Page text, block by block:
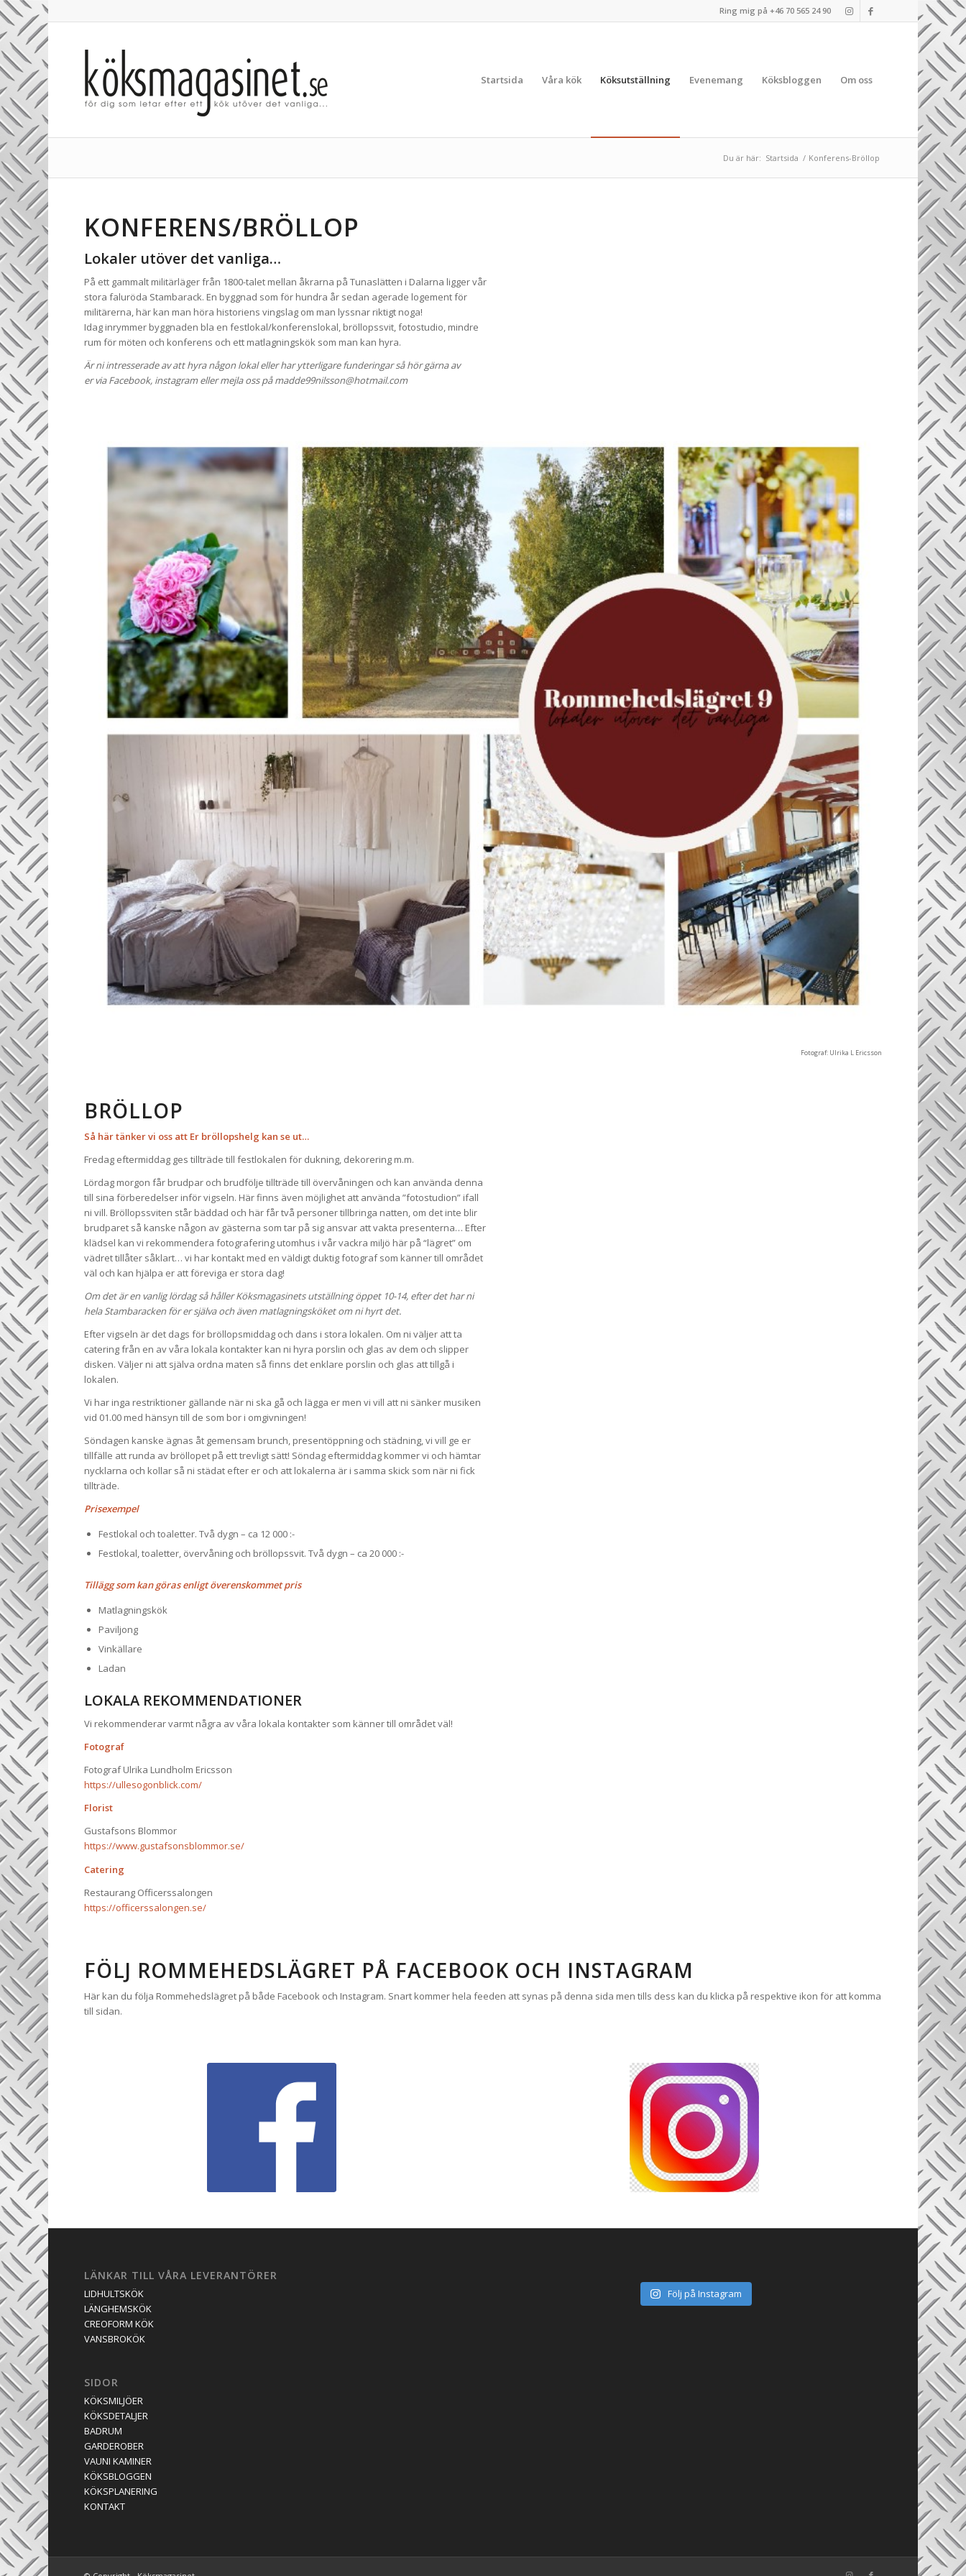
Ring mig på +46 70 565 24 90
Startsida Våra kök Köksutställning Evenemang Köksbloggen Om oss
Du är här: Startsida / Konferens-Bröllop
KONFERENS/BRÖLLOP
Lokaler utöver det vanliga…
På ett gammalt militärläger från 1800-talet mellan åkrarna på Tunaslätten i Dalarna ligger vår
stora faluröda Stambarack. En byggnad som för hundra år sedan agerade logement för
militärerna, här kan man höra historiens vingslag om man lyssnar riktigt noga!
Idag inrymmer byggnaden bla en festlokal/konferenslokal, bröllopssvit, fotostudio, mindre
rum för möten och konferens och ett matlagningskök som man kan hyra.
Är ni intresserade av att hyra någon lokal eller har ytterligare funderingar så hör gärna av
er via Facebook, instagram eller mejla oss på madde99nilsson@hotmail.com
Fotograf: Ulrika L Ericsson
BRÖLLOP
Så här tänker vi oss att Er bröllopshelg kan se ut…
Fredag eftermiddag ges tillträde till festlokalen för dukning, dekorering m.m.
Lördag morgon får brudpar och brudfölje tillträde till övervåningen och kan använda denna
till sina förberedelser inför vigseln. Här finns även möjlighet att använda ”fotostudion” ifall
ni vill. Bröllopssviten står bäddad och här får två personer tillbringa natten, om det inte blir
brudparet så kanske någon av gästerna som tar på sig ansvar att vakta presenterna… Efter
klädsel kan vi rekommendera fotografering utomhus i vår vackra miljö här på “lägret” om
vädret tillåter såklart… vi har kontakt med en väldigt duktig fotograf som känner till området
väl och kan hjälpa er att föreviga er stora dag!
Om det är en vanlig lördag så håller Köksmagasinets utställning öppet 10-14, efter det har ni
hela Stambaracken för er själva och även matlagningsköket om ni hyrt det.
Efter vigseln är det dags för bröllopsmiddag och dans i stora lokalen. Om ni väljer att ta
catering från en av våra lokala kontakter kan ni hyra porslin och glas av dem och slipper
disken. Väljer ni att själva ordna maten så finns det enklare porslin och glas att tillgå i
lokalen.
Vi har inga restriktioner gällande när ni ska gå och lägga er men vi vill att ni sänker musiken
vid 01.00 med hänsyn till de som bor i omgivningen!
Söndagen kanske ägnas åt gemensam brunch, presentöppning och städning, vi vill ge er
tillfälle att runda av bröllopet på ett trevligt sätt! Söndag eftermiddag kommer vi och hämtar
nycklarna och kollar så ni städat efter er och att lokalerna är i samma skick som när ni fick
tillträde.
Prisexempel
Festlokal och toaletter. Två dygn – ca 12 000 :-
Festlokal, toaletter, övervåning och bröllopssvit. Två dygn – ca 20 000 :-
Tillägg som kan göras enligt överenskommet pris
Matlagningskök
Paviljong
Vinkällare
Ladan
LOKALA REKOMMENDATIONER
Vi rekommenderar varmt några av våra lokala kontakter som känner till området väl!
Fotograf
Fotograf Ulrika Lundholm Ericsson
https://ullesogonblick.com/
Florist
Gustafsons Blommor
https://www.gustafsonsblommor.se/
Catering
Restaurang Officerssalongen
https://officerssalongen.se/
FÖLJ ROMMEHEDSLÄGRET PÅ FACEBOOK OCH INSTAGRAM
Här kan du följa Rommehedslägret på både Facebook och Instagram. Snart kommer hela feeden att synas på denna sida men tills dess kan du klicka på respektive ikon för att komma
till sidan.
LÄNKAR TILL VÅRA LEVERANTÖRER
LIDHULTSKÖK
LÄNGHEMSKÖK
CREOFORM KÖK
VANSBROKÖK
SIDOR
KÖKSMILJÖER
KÖKSDETALJER
BADRUM
GARDEROBER
VAUNI KAMINER
KÖKSBLOGGEN
KÖKSPLANERING
KONTAKT
Följ på Instagram